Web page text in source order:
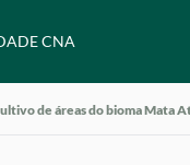
CNA
de áreas do bioma Mata